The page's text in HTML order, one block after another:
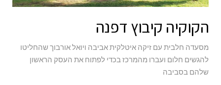
הקוקיה קיבוץ דפנה
מסעדה חלבית עם זיקה איטלקית אביבה ויואל אורבוך שהחליטו
להגשים חלום ועברו מהמרכז בכדי לפתוח את העסק הראשון
שלהם בסביבה